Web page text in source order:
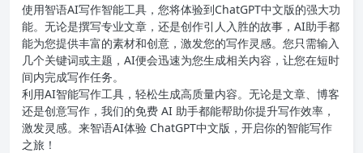
使用智语AI写作智能工具，您将体验到ChatGPT中文版的强大功
能。无论是撰写专业文章，还是创作引人入胜的故事，AI助手都
能为您提供丰富的素材和创意，激发您的写作灵感。您只需输入
几个关键词或主题，AI便会迅速为您生成相关内容，让您在短时
间内完成写作任务。
利用AI智能写作工具，轻松生成高质量内容。无论是文章、博客
还是创意写作，我们的免费 AI 助手都能帮助你提升写作效率，
激发灵感。来智语AI体验 ChatGPT中文版 ，开启你的智能写作
之旅！